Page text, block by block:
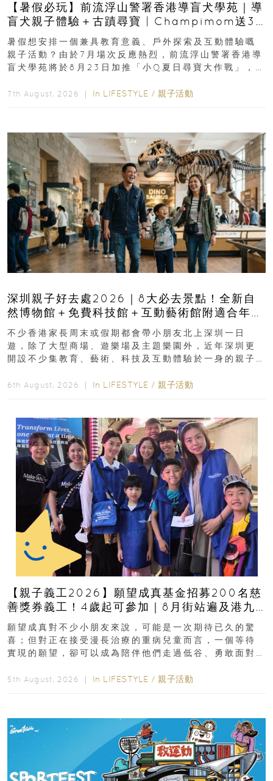
【暑假必玩】前流浮山警署香港導盲犬學苑｜導
盲犬親子體驗＋古蹟尋寶 | Champimom送3
組免費名額
暑假想安排一個兼具教育意義、戶外探索及互動體驗嘅
親子活動？由於7月場次反應熱烈，前流浮山警署香港導
盲犬學苑將於8月23日加推「小Q夏日尋寶大作戰」，家
7th August, 2026 ｜ In LIFESTYLE / 親子活動
深圳親子好去處2026｜8大必去景點！全新自
然博物館＋免費科技館＋互動藝術館附適合年
齡、交通、門票、開放時間
不少香港家長周末或假期都會帶小朋友北上深圳一日
遊，除了大型商場、遊樂場及主題樂園外，近年深圳更
開設不少集教育、藝術、科技及互動體驗於一身的親子
6th August, 2026 ｜ In LIFESTYLE / 親子活動
【親子義工2026】願望成真基金招募200名慈
善獎券義工！4歲起可參加｜8月街站遍及港九
新界
願望成真對不少小朋友來說，可能是一次期待已久的驚
喜；但對正在接受漫長治療的重病兒童而言，一個等待
實現的願望，卻可以成為陪伴他們走過低谷、勇敢面對
5th August, 2026 ｜ In LIFESTYLE / 親子活動